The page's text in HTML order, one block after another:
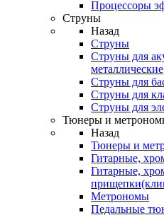
Процессоры
Струны
Назад
Струны
Струны для
металлические
Струны для
Струны для
Струны для
Тюнеры и
Назад
Тюнеры и
Гитарные,
Гитарные,
Метрономы
Педальные